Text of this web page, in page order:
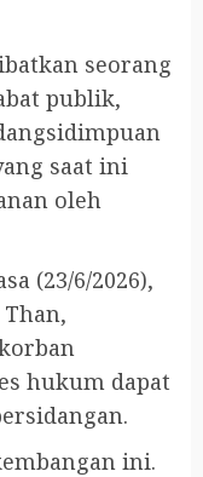
seorang
publik,
saat ini
oleh
(23/6/2026),
hukum dapat
ini.